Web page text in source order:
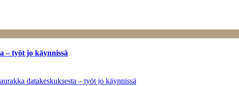
– työt jo käynnissä
datakeskuksesta – työt jo käynnissä